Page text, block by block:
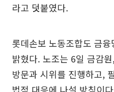
라고 덧붙였다.
롯데손보 노동조합도 금
밝혔다. 노조는 6일 금감
방문과 시위를 진행하고,
법적 대응에 나설 방침이